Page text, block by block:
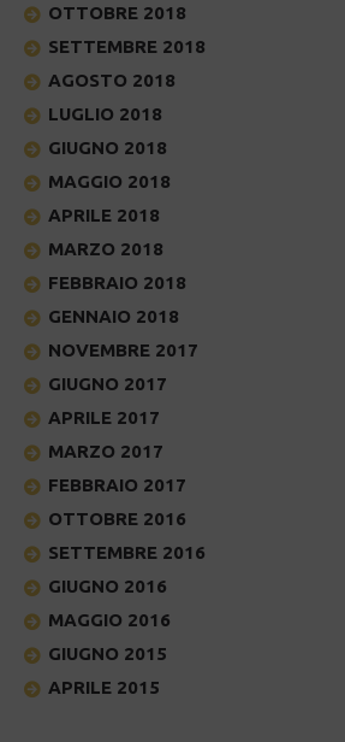
OTTOBRE 2018
SETTEMBRE 2018
AGOSTO 2018
LUGLIO 2018
GIUGNO 2018
MAGGIO 2018
APRILE 2018
MARZO 2018
FEBBRAIO 2018
GENNAIO 2018
NOVEMBRE 2017
GIUGNO 2017
APRILE 2017
MARZO 2017
FEBBRAIO 2017
OTTOBRE 2016
SETTEMBRE 2016
GIUGNO 2016
MAGGIO 2016
GIUGNO 2015
APRILE 2015